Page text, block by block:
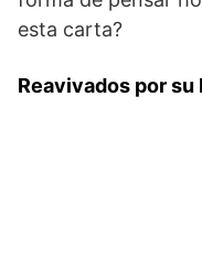
esta carta?
Reavivados por su